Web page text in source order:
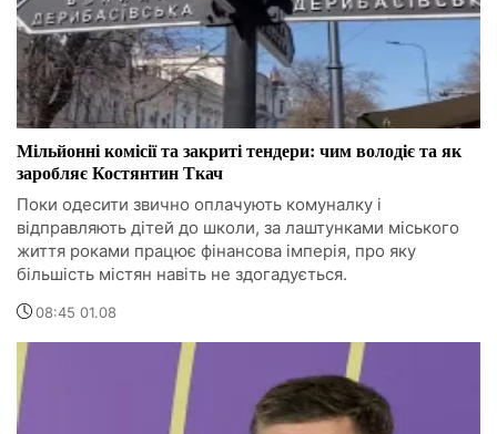
Мільйонні комісії та закриті тендери: чим володіє та як
заробляє Костянтин Ткач
Поки одесити звично оплачують комуналку і
відправляють дітей до школи, за лаштунками міського
життя роками працює фінансова імперія, про яку
більшість містян навіть не здогадується.
08:45 01.08